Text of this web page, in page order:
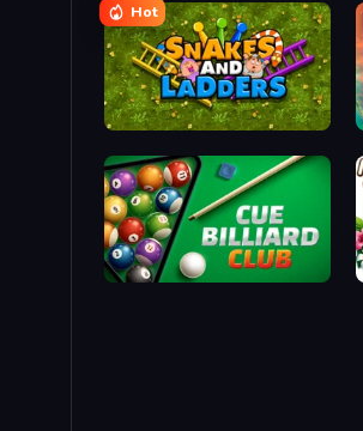
Hot
Snakes and Ladders
Cue Billiard Club